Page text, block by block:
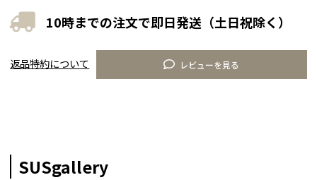
10時までの注文で即日発送（土日祝除く）
レビューを見る
返品特約について
SUSgallery